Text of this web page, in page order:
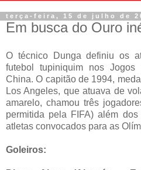
terça-feira, 15 de julho de
Em busca do Ouro
O técnico Dunga definiu os
futebol tupiniquim nos
China. O capitão de 1994,
Los Angeles, que atuava de
amarelo, chamou três
permitida pela FIFA) além
atletas convocados para as
Goleiros: